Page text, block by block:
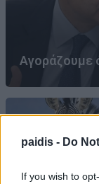
paidis - Do
If you wish to
Αγοράζουμε